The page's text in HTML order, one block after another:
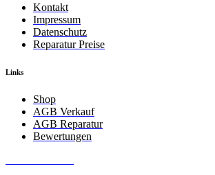
Kontakt
Impressum
Datenschutz
Reparatur Preise
Links
Shop
AGB Verkauf
AGB Reparatur
Bewertungen